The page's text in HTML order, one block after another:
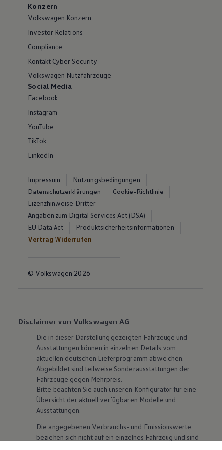
Konzern
Volkswagen Konzern
Investor Relations
Compliance
Kontakt Cyber Security
Volkswagen Nutzfahrzeuge
Social Media
Facebook
Instagram
YouTube
TikTok
LinkedIn
Impressum
Nutzungsbedingungen
Datenschutzerklärungen
Cookie-Richtlinie
Lizenzhinweise Dritter
Angaben zum Digital Services Act (DSA)
EU Data Act
Produktsicherheitsinformationen
Vertrag Widerrufen
© Volkswagen 2026
Disclaimer von Volkswagen AG
Die in dieser Darstellung gezeigten Fahrzeuge und
Ausstattungen können in einzelnen Details vom
aktuellen deutschen Lieferprogramm abweichen.
Abgebildet sind teilweise Sonderausstattungen der
Fahrzeuge gegen Mehrpreis.
Bitte beachten Sie auch unseren Konfigurator für eine
Übersicht der aktuell verfügbaren Modelle und
Ausstattungen.
Die angegebenen Verbrauchs- und Emissionswerte
beziehen sich nicht auf ein einzelnes Fahrzeug und sind